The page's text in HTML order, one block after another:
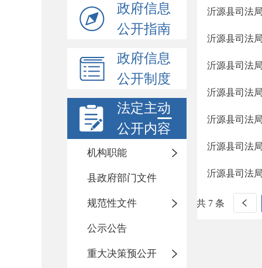
政府信息
公开指南
政府信息
公开制度
法定主动
公开内容
机构职能
县政府部门文件
规范性文件
公示公告
重大决策预公开
沂源县司法
沂源县司法
沂源县司法
沂源县司法
沂源县司法
沂源县司法
沂源县司法
共 7 条